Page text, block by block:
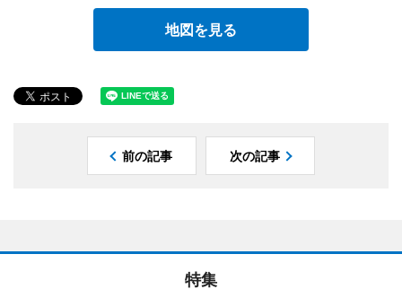
地図を見る
前の記事 次の記事
特集